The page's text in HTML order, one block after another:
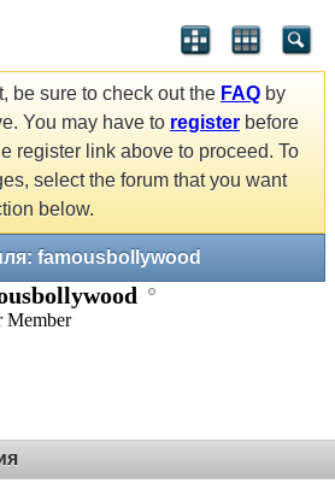
be sure to check out the FAQ by
You may have to register before
register link above to proceed. To
select the forum that you want
below.
famousbollywood
Member